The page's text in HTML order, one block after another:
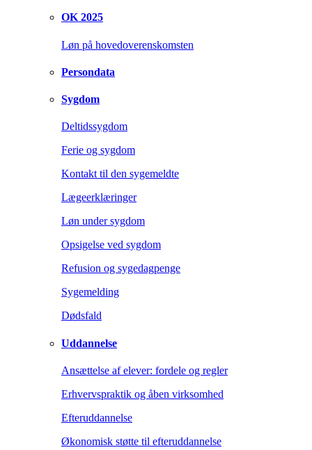
OK 2025
Løn på hovedoverenskomsten
Persondata
Sygdom
Deltidssygdom
Ferie og sygdom
Kontakt til den sygemeldte
Lægeerklæringer
Løn under sygdom
Opsigelse ved sygdom
Refusion og sygedagpenge
Sygemelding
Dødsfald
Uddannelse
Ansættelse af elever: fordele og regler
Erhvervspraktik og åben virksomhed
Efteruddannelse
Økonomisk støtte til efteruddannelse